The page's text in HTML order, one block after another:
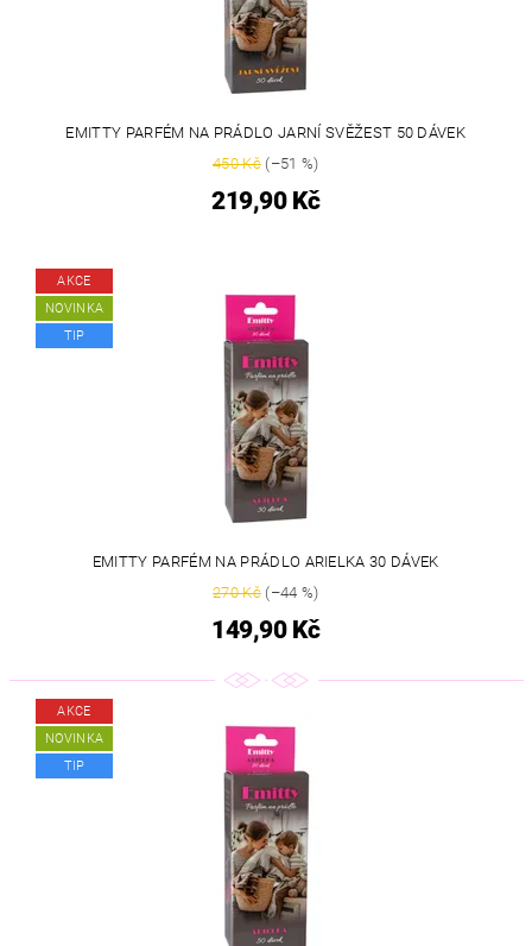
EMITTY PARFÉM NA PRÁDLO JARNÍ SVĚŽEST 50 DÁVEK
450 Kč(–51 %)
219,90 Kč
AKCE
NOVINKA
TIP
EMITTY PARFÉM NA PRÁDLO ARIELKA 30 DÁVEK
270 Kč(–44 %)
149,90 Kč
AKCE
NOVINKA
TIP